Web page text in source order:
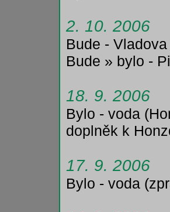
2. 10. 2006
Bude -
Bude » bylo -
18. 9. 2006
Bylo - voda
doplněk k
17. 9. 2006
Bylo - voda